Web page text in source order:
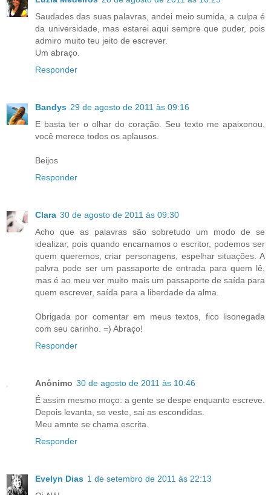
Saudades das suas palavras, andei meio sumida, a culpa é
da universidade, mas estarei aqui sempre que puder, pois
admiro muito teu jeito de escrever.
Um abraço.
Responder
Bandys 29 de agosto de 2011 às 09:16
E basta ter o olhar do coração. Seu texto me apaixonou,
você merece todos os aplausos.
Beijos
Responder
Clara 30 de agosto de 2011 às 09:30
Acho que as palavras são sobretudo um modo de se
idealizar, pois quando encarnamos o escritor, podemos ser
quem queremos, criar personagens, espelhar situações. A
palvra pode ser um passaporte de entrada para quem lê,
mas é ao meu ver muito mais um passaporte de saída para
quem escrever, saída para a liberdade da alma.
Obrigada por comentar em meus textos, fico lisonegada
com seu carinho. =) Abraço!
Responder
Anônimo 30 de agosto de 2011 às 10:46
É assim mesmo moço: a gente se despe enquanto escreve.
Depois levanta, se veste, sai as escondidas.
Meu amnte se chama escrita.
Responder
Evelyn Dias 1 de setembro de 2011 às 22:13